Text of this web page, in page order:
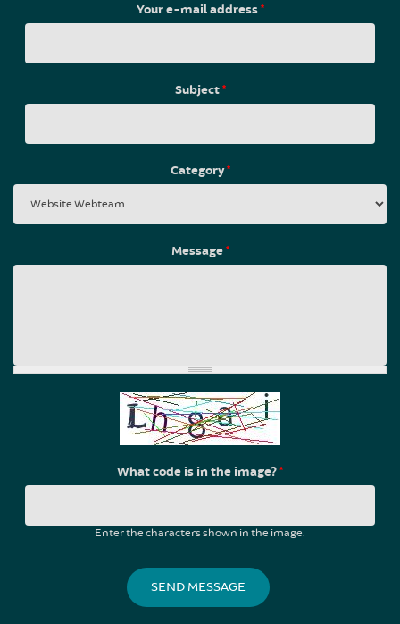
Your e-mail address*
Subject*
Category*
Message*
What code is in the image?*
Enter the characters shown in the image.